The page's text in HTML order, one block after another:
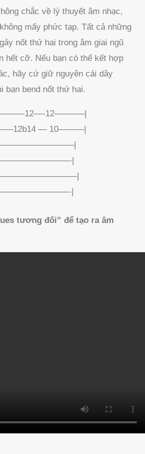
chắc về lý thuyết âm nhạc,
mấy phức tạp. Tất cả những
nốt thứ hai trong âm giai ngũ
hết cỡ. Nếu bạn có thể kết hợp
hãy cứ giữ nguyên cái dây
bạn bend nốt thứ hai.
12———–|
— 10———|
|
|
tương đối” để tạo ra âm